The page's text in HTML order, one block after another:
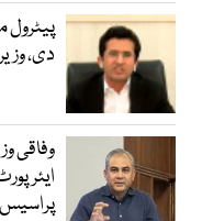
دی،
وفاقی
پراسیس